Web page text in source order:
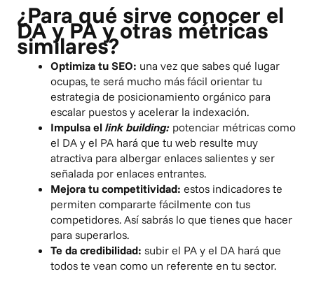
¿Para qué sirve conocer el
DA y PA y otras métricas
similares?
Optimiza tu SEO: una vez que sabes qué lugar
ocupas, te será mucho más fácil orientar tu
estrategia de posicionamiento orgánico para
escalar puestos y acelerar la indexación.
Impulsa el link building: potenciar métricas como
el DA y el PA hará que tu web resulte muy
atractiva para albergar enlaces salientes y ser
señalada por enlaces entrantes.
Mejora tu competitividad: estos indicadores te
permiten compararte fácilmente con tus
competidores. Así sabrás lo que tienes que hacer
para superarlos.
Te da credibilidad: subir el PA y el DA hará que
todos te vean como un referente en tu sector.